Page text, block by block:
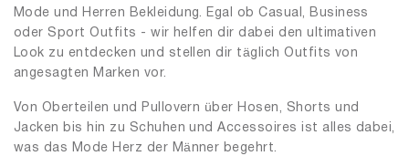
Mode und Herren Bekleidung. Egal ob Casual, Business
oder Sport Outfits - wir helfen dir dabei den ultimativen
Look zu entdecken und stellen dir täglich Outfits von
angesagten Marken vor.
Von Oberteilen und Pullovern über Hosen, Shorts und
Jacken bis hin zu Schuhen und Accessoires ist alles dabei,
was das Mode Herz der Männer begehrt.